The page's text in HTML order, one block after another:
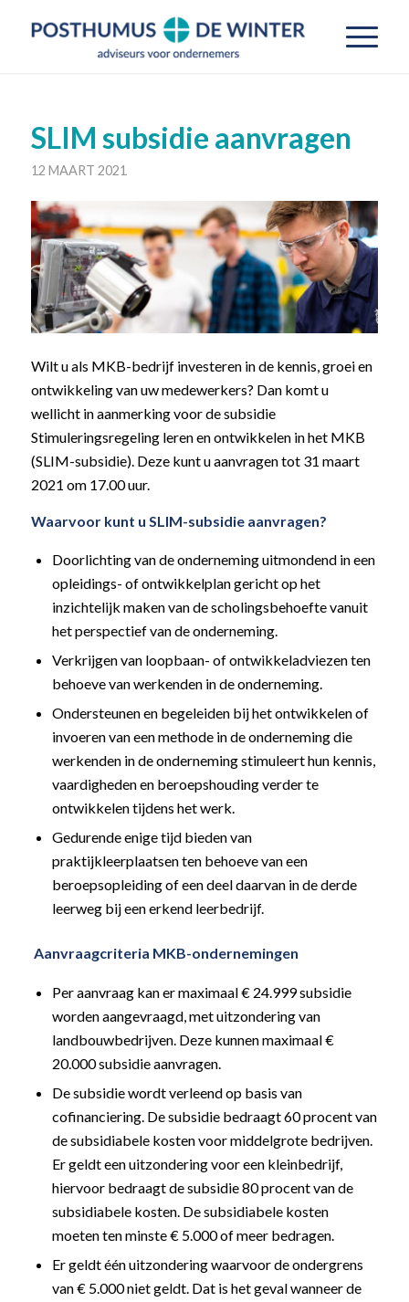
SLIM subsidie aanvragen
12 MAART 2021
Wilt u als MKB-bedrijf investeren in de kennis, groei en
ontwikkeling van uw medewerkers? Dan komt u
wellicht in aanmerking voor de subsidie
Stimuleringsregeling leren en ontwikkelen in het MKB
(SLIM-subsidie). Deze kunt u aanvragen tot 31 maart
2021 om 17.00 uur.
Waarvoor kunt u SLIM-subsidie aanvragen?
Doorlichting van de onderneming uitmondend in een
opleidings- of ontwikkelplan gericht op het
inzichtelijk maken van de scholingsbehoefte vanuit
het perspectief van de onderneming.
Verkrijgen van loopbaan- of ontwikkeladviezen ten
behoeve van werkenden in de onderneming.
Ondersteunen en begeleiden bij het ontwikkelen of
invoeren van een methode in de onderneming die
werkenden in de onderneming stimuleert hun kennis,
vaardigheden en beroepshouding verder te
ontwikkelen tijdens het werk.
Gedurende enige tijd bieden van
praktijkleerplaatsen ten behoeve van een
beroepsopleiding of een deel daarvan in de derde
leerweg bij een erkend leerbedrijf.
Aanvraagcriteria MKB-ondernemingen
Per aanvraag kan er maximaal € 24.999 subsidie
worden aangevraagd, met uitzondering van
landbouwbedrijven. Deze kunnen maximaal €
20.000 subsidie aanvragen.
De subsidie wordt verleend op basis van
cofinanciering. De subsidie bedraagt 60 procent van
de subsidiabele kosten voor middelgrote bedrijven.
Er geldt een uitzondering voor een kleinbedrijf,
hiervoor bedraagt de subsidie 80 procent van de
subsidiabele kosten. De subsidiabele kosten
moeten ten minste € 5.000 of meer bedragen.
Er geldt één uitzondering waarvoor de ondergrens
van € 5.000 niet geldt. Dat is het geval wanneer de